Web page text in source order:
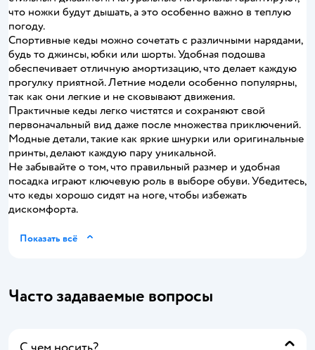
что ножки будут дышать, а это особенно важно в теплую
погоду.
Спортивные кеды можно сочетать с различными нарядами,
будь то джинсы, юбки или шорты. Удобная подошва
обеспечивает отличную амортизацию, что делает каждую
прогулку приятной. Летние модели особенно популярны,
так как они легкие и не сковывают движения.
Практичные кеды легко чистятся и сохраняют свой
первоначальный вид даже после множества приключений.
Модные детали, такие как яркие шнурки или оригинальные
принты, делают каждую пару уникальной.
Не забывайте о том, что правильный размер и удобная
посадка играют ключевую роль в выборе обуви. Убедитесь,
что кеды хорошо сидят на ноге, чтобы избежать
дискомфорта.
Показать всё
Часто задаваемые вопросы